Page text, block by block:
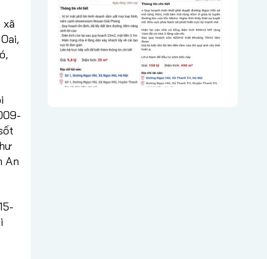
xã
An